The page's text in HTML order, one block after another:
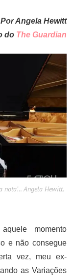
Por Angela Hewitt
do The Guardian
nota’… Angela Hewitt.
momento
e não consegue
vez, meu ex-
as Variações